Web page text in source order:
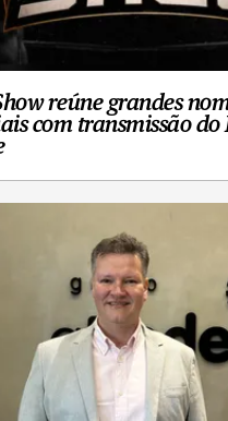
reúne grandes
com transmissão do